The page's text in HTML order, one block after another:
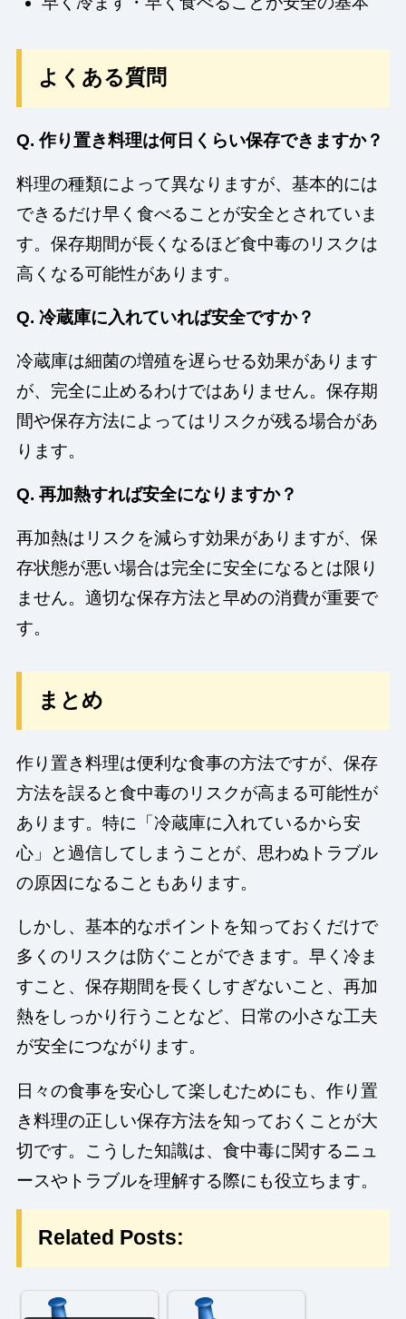
よくある質問
Q. 作り置き料理は何日くらい保存できますか？
料理の種類によって異なりますが、基本的には
できるだけ早く食べることが安全とされていま
す。保存期間が長くなるほど食中毒のリスクは
高くなる可能性があります。
Q. 冷蔵庫に入れていれば安全ですか？
冷蔵庫は細菌の増殖を遅らせる効果があります
が、完全に止めるわけではありません。保存期
間や保存方法によってはリスクが残る場合があ
ります。
Q. 再加熱すれば安全になりますか？
再加熱はリスクを減らす効果がありますが、保
存状態が悪い場合は完全に安全になるとは限り
ません。適切な保存方法と早めの消費が重要で
す。
まとめ
作り置き料理は便利な食事の方法ですが、保存
方法を誤ると食中毒のリスクが高まる可能性が
あります。特に「冷蔵庫に入れているから安
心」と過信してしまうことが、思わぬトラブル
の原因になることもあります。
しかし、基本的なポイントを知っておくだけで
多くのリスクは防ぐことができます。早く冷ま
すこと、保存期間を長くしすぎないこと、再加
熱をしっかり行うことなど、日常の小さな工夫
が安全につながります。
日々の食事を安心して楽しむためにも、作り置
き料理の正しい保存方法を知っておくことが大
切です。こうした知識は、食中毒に関するニュ
ースやトラブルを理解する際にも役立ちます。
Related Posts: